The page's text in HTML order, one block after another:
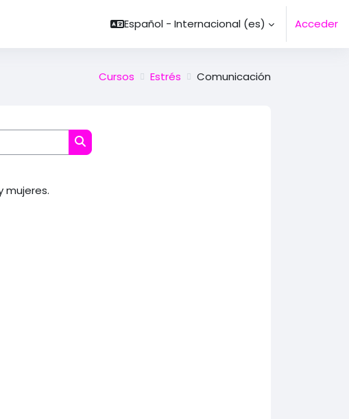
Español - Internacional ‎(es)‎ Acceder
Cursos Estrés Comunicación
Buscar cursos
mujeres.